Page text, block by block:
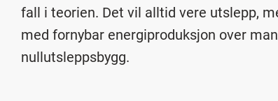
fall i teorien. Det vil alltid vere utslepp,
med fornybar energiproduksjon over
nullutsleppsbygg.